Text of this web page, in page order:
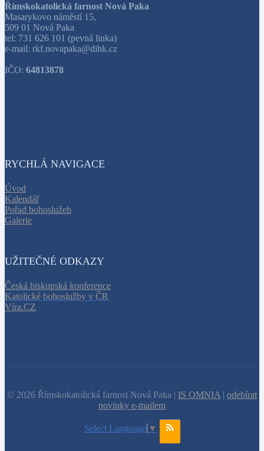
Římskokatolická farnost Nová Paka
Masarykovo náměstí 15,
509 01 Nová Paka
tel: 731 626 101 (pevná linka)
e-mail: rkf.novapaka@dihk.cz
IČO: 64813878
RYCHLÁ NAVIGACE
Úvod
Kalendář
Pořad bohoslužeb
Galerie
UŽITEČNÉ ODKAZY
Česká biskupská konference
Katolické bohoslužby v ČR
Víra.CZ
© 2026 Římskokatolická farnost Nová Paka | IS OMNIA | odebírat
novinky e-mailem
Select Language ▼